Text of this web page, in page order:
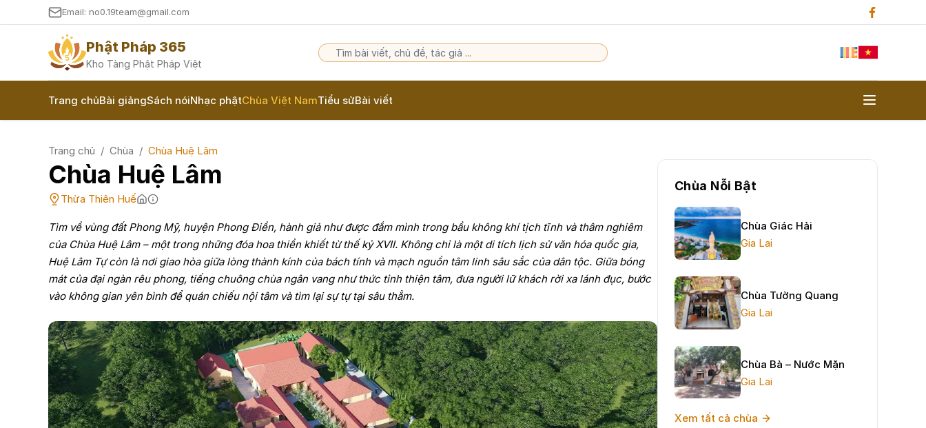
Email: no0.19team@gmail.com
Phật Pháp 365
Kho Tàng Phật Pháp Việt
Trang chủBài giảngSách nóiNhạc phậtChùa Việt NamTiểu sửBài viết
Trang chủ / Chùa / Chùa Huệ Lâm
Chùa Huệ Lâm
Thừa Thiên Huế
Tìm về vùng đất Phong Mỹ, huyện Phong Điền, hành giả như được đắm mình trong bầu không khí tịch tĩnh và thâm nghiêm
của Chùa Huệ Lâm – một trong những đóa hoa thiền khiết từ thế kỷ XVII. Không chỉ là một di tích lịch sử văn hóa quốc gia,
Huệ Lâm Tự còn là nơi giao hòa giữa lòng thành kính của bách tính và mạch nguồn tâm linh sâu sắc của dân tộc. Giữa bóng
mát của đại ngàn rêu phong, tiếng chuông chùa ngân vang như thức tỉnh thiện tâm, đưa người lữ khách rời xa lánh đục, bước
vào không gian yên bình để quán chiếu nội tâm và tìm lại sự tự tại sâu thẳm.
Chùa Nỗi Bật
Chùa Giác Hải
Gia Lai
Chùa Tường Quang
Gia Lai
Chùa Bà – Nước Mặn
Gia Lai
Xem tất cả chùa